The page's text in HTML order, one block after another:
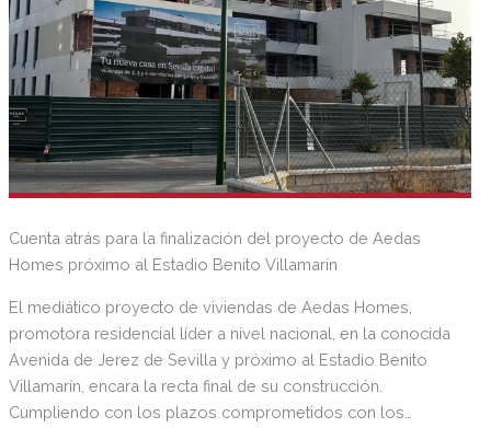
Cuenta atrás para la finalización del proyecto de Aedas
Homes próximo al Estadio Benito Villamarín
El mediático proyecto de viviendas de Aedas Homes,
promotora residencial líder a nivel nacional, en la conocida
Avenida de Jerez de Sevilla y próximo al Estadio Benito
Villamarín, encara la recta final de su construcción.
Cumpliendo con los plazos comprometidos con los